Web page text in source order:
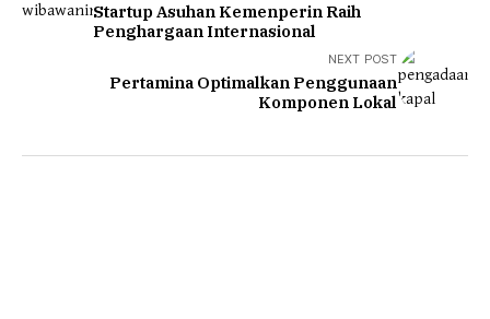
Startup Asuhan Kemenperin Raih
Penghargaan Internasional
NEXT POST
Pertamina Optimalkan Penggunaan
Komponen Lokal